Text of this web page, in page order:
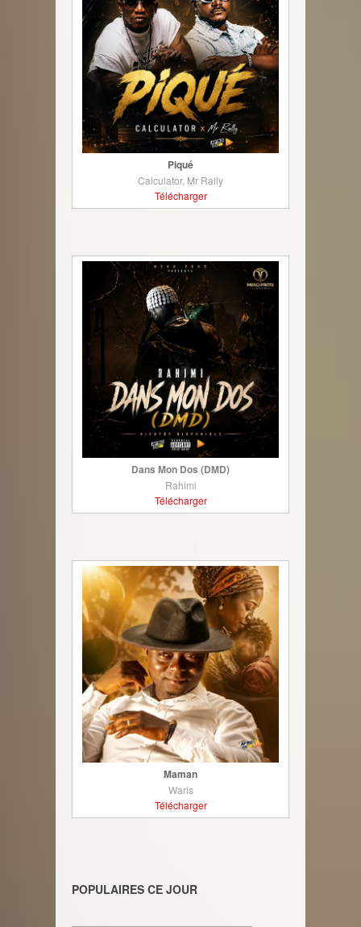
Piqué
Calculator, Mr Rally
Télécharger
Dans Mon Dos (DMD)
Rahimi
Télécharger
Maman
Waris
Télécharger
POPULAIRES CE JOUR